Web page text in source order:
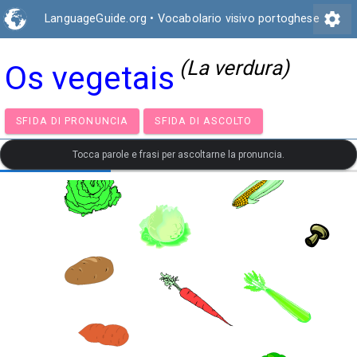
LanguageGuide.org • Vocabolario visivo portoghese settings
Os vegetais (La verdura)
SFIDA DI PRONUNCIA SFIDA DI ASCOLTO
Tocca parole e frasi per ascoltarne la pronuncia.